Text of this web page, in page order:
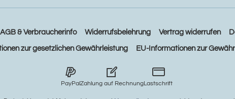
AGB & Verbraucherinfo Widerrufsbelehrung Vertrag widerrufen
zur gesetzlichen Gewährleistung EU-Informationen zur
PayPalZahlung auf RechnungLastschrift